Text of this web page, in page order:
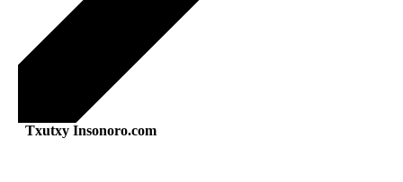
Txutxy Insonoro.com